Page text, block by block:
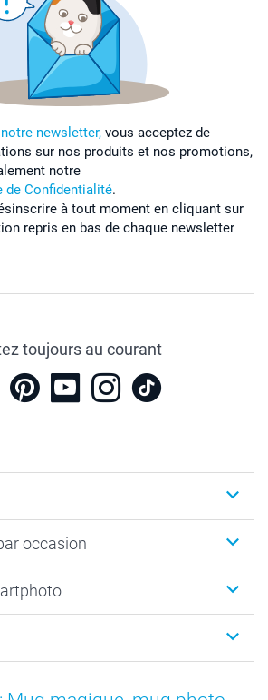
notre newsletter, vous acceptez de
sur nos produits et nos promotions,
notre
de Confidentialité.
à tout moment en cliquant sur
repris en bas de chaque newsletter
toujours au courant
photo
occasion